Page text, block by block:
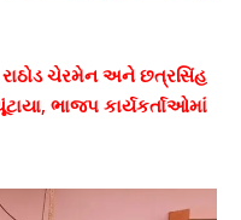
રાઠોડ ચેરમેન અને છત્રસિંહ
ભાજપ કાર્યકર્તાઓમાં